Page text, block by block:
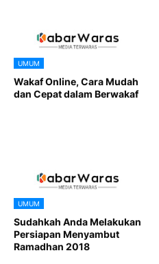
UMUM
Wakaf Online, Cara Mudah
dan Cepat dalam Berwakaf
UMUM
Sudahkah Anda Melakukan
Persiapan Menyambut
Ramadhan 2018